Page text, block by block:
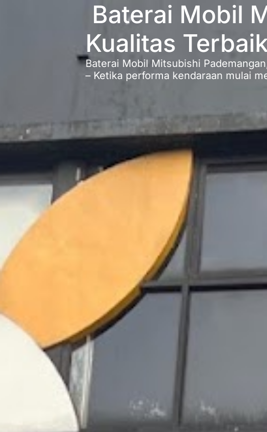
Baterai Mobil
Kualitas
Baterai Mobil Mitsubishi
– Ketika performa kendaraan mulai